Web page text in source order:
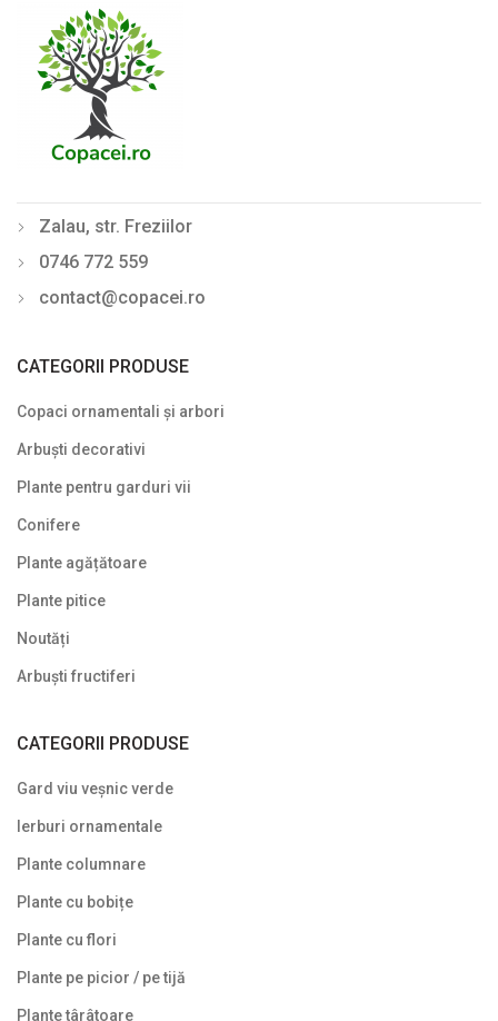
Lavandă (Lavandula)
Leucothoe
Nandina (Bambus sfânt)
Pieris
Plante pletoase, pendulare
Plante târâtoare
Reduceri
Soiuri speciale/licențiate
Uncategorized
Zalau, str. Freziilor
0746 772 559
contact@copacei.ro
CATEGORII PRODUSE
Copaci ornamentali și arbori
Arbuști decorativi
Plante pentru garduri vii
Conifere
Plante agățătoare
Plante pitice
Noutăți
Arbuști fructiferi
CATEGORII PRODUSE
Gard viu veșnic verde
Ierburi ornamentale
Plante columnare
Plante cu bobițe
Plante cu flori
Plante pe picior / pe tijă
Plante târâtoare